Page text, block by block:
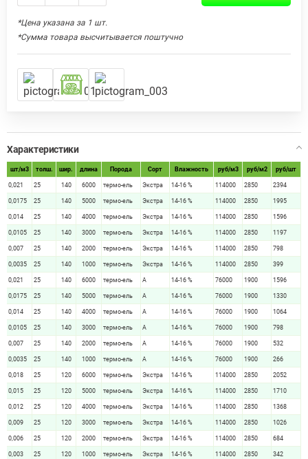
*Цена указана за 1 шт.
*Сумма товара высчитывается поштучно
Характеристики
шт/м3 толш. шир. длина Порода Сорт Влажность руб/м3 руб/м2 руб/шт
0,021 25 140 6000 термо-ель Экстра 14-16 % 114000 2850 2394
0,0175 25 140 5000 термо-ель Экстра 14-16 % 114000 2850 1995
0,014 25 140 4000 термо-ель Экстра 14-16 % 114000 2850 1596
0,0105 25 140 3000 термо-ель Экстра 14-16 % 114000 2850 1197
0,007 25 140 2000 термо-ель Экстра 14-16 % 114000 2850 798
0,0035 25 140 1000 термо-ель Экстра 14-16 % 114000 2850 399
0,021 25 140 6000 термо-ель А 14-16 % 76000 1900 1596
0,0175 25 140 5000 термо-ель А 14-16 % 76000 1900 1330
0,014 25 140 4000 термо-ель А 14-16 % 76000 1900 1064
0,0105 25 140 3000 термо-ель А 14-16 % 76000 1900 798
0,007 25 140 2000 термо-ель А 14-16 % 76000 1900 532
0,0035 25 140 1000 термо-ель А 14-16 % 76000 1900 266
0,018 25 120 6000 термо-ель Экстра 14-16 % 114000 2850 2052
0,015 25 120 5000 термо-ель Экстра 14-16 % 114000 2850 1710
0,012 25 120 4000 термо-ель Экстра 14-16 % 114000 2850 1368
0,009 25 120 3000 термо-ель Экстра 14-16 % 114000 2850 1026
0,006 25 120 2000 термо-ель Экстра 14-16 % 114000 2850 684
0,003 25 120 1000 термо-ель Экстра 14-16 % 114000 2850 342